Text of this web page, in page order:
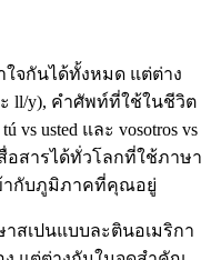
ใจกันได้ทั้งหมด แต่ต่าง
ll/y), คำศัพท์ที่ใช้ในชีวิต
usted และ vosotros vs
อสารได้ทั่วโลกที่ใช้ภาษา
ากับภูมิภาคที่คุณอยู่
สเปนแบบละตินอเมริกา